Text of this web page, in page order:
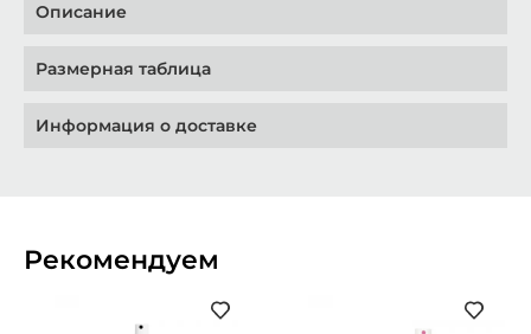
Описание
Размерная таблица
Информация о доставке
Рекомендуем